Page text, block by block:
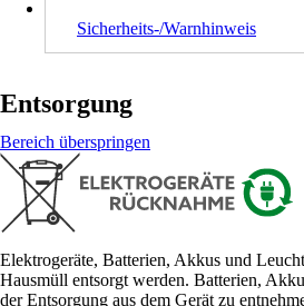
Sicherheits-/Warnhinweis
Entsorgung
Bereich überspringen
Elektrogeräte, Batterien, Akkus und
Hausmüll entsorgt werden. Batterien,
der Entsorgung aus dem Gerät zu